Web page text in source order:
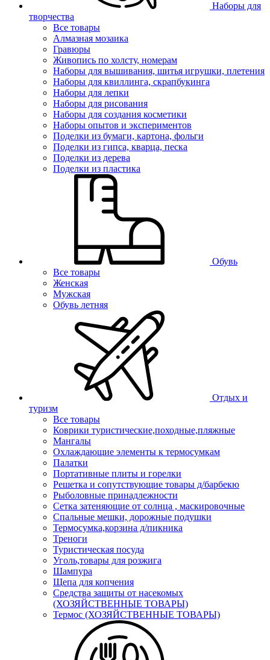
Наборы для
творчества
Все товары
Алмазная мозаика
Гравюры
Живопись по холсту, номерам
Наборы для вышивания, шитья игрушки, плетения
Наборы для квиллинга, скрапбукинга
Наборы для лепки
Наборы для рисования
Наборы для создания косметики
Наборы опытов и экспериментов
Поделки из бумаги, картона, фольги
Поделки из гипса, кварца, песка
Поделки из дерева
Поделки из пластика
Обувь
Все товары
Женская
Мужская
Обувь летняя
Отдых и
туризм
Все товары
Коврики туристические,походные,пляжные
Мангалы
Охлаждающие элементы к термосумкам
Палатки
Портативные плиты и горелки
Решетка и сопутствующие товары д/барбекю
Рыболовные принадлежности
Сетка затеняющие от солнца , маскировочные
Спальные мешки, дорожные подушки
Термосумка,корзина д/пикника
Треноги
Туристическая посуда
Уголь,товары для розжига
Шампура
Щепа для копчения
Средства защиты от насекомых
(ХОЗЯЙСТВЕННЫЕ ТОВАРЫ)
Термос (ХОЗЯЙСТВЕННЫЕ ТОВАРЫ)